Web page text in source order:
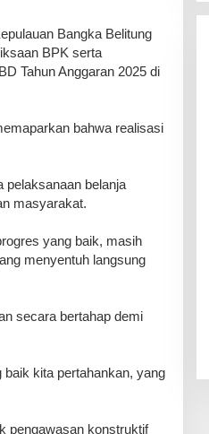
Bangka Belitung
BPK serta
Tahun Anggaran 2025 di
bahwa realisasi
pelaksanaan belanja
masyarakat.
yang baik, masih
menyentuh langsung
secara bertahap demi
baik kita pertahankan, yang
pengawasan konstruktif